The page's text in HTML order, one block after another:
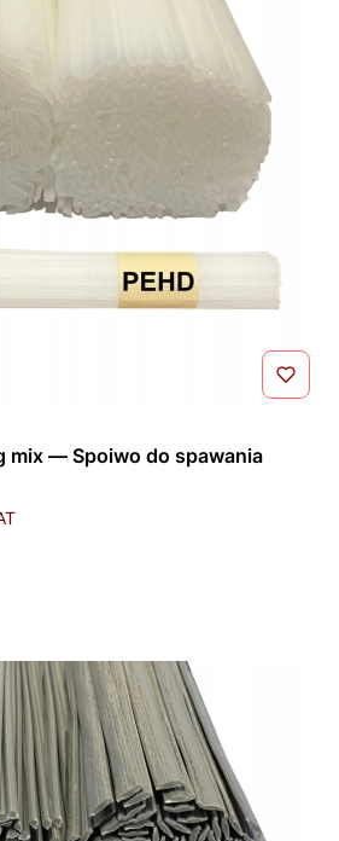
mix — Spoiwo do spawania